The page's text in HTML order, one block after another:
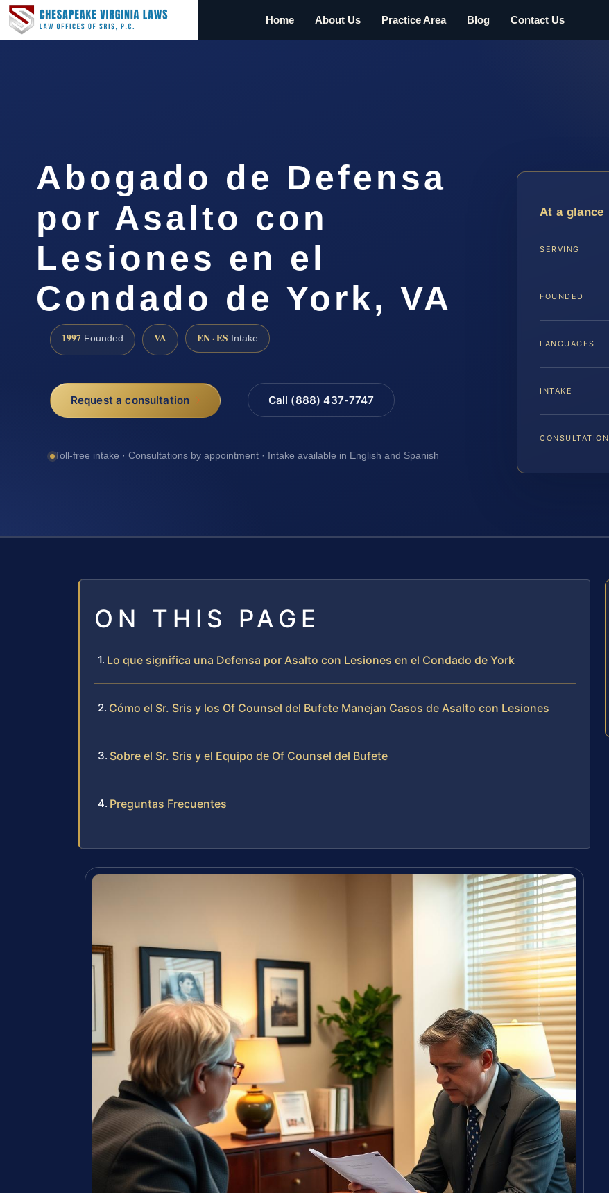
Home About Us Practice Area Blog Contact Us
Abogado de Defensa
por Asalto con
Lesiones en el
Condado de York, VA
1997 Founded VA EN · ES Intake
Request a consultation Call (888) 437-7747
Toll-free intake · Consultations by appointment · Intake available in English and Spanish
At a glance
SERVING
FOUNDED
LANGUAGES
INTAKE
CONSULTATION
ON THIS PAGE
Lo que significa una Defensa por Asalto con Lesiones en el Condado de York
Cómo el Sr. Sris y los Of Counsel del Bufete Manejan Casos de Asalto con Lesiones
Sobre el Sr. Sris y el Equipo de Of Counsel del Bufete
Preguntas Frecuentes